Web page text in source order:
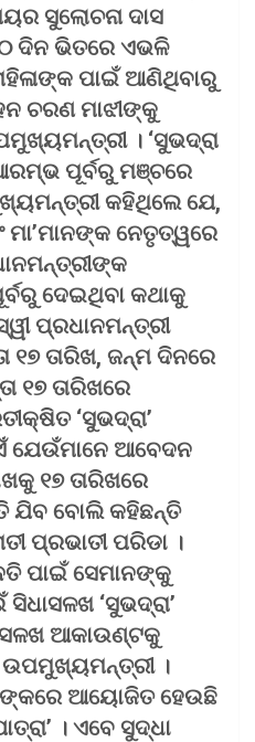
ସୁଲୋଚନା ଦାସ
ଦିନ ଭିତରେ ଏଭଳି
ପାଇଁ ଆଣିଥିବାରୁ
ଚରଣ ମାଝୀଙ୍କୁ
। ‘ସୁଭଦ୍ରା
ପୂର୍ବରୁ ମଞ୍ଚରେ
କହିଥିଲେ ଯେ,
ନେତୃତ୍ୱରେ
ଦେଇଥିବା କଥାକୁ
ପ୍ରଧାନମନ୍ତ୍ରୀ
୧୭ ତାରିଖ, ଜନ୍ମ ଦିନରେ
୧୭ ତାରିଖରେ
‘ସୁଭଦ୍ରା’
ଯେଉଁମାନେ ଆବେଦନ
୧୭ ତାରିଖରେ
ଯିବ ବୋଲି କହିଛନ୍ତି
ପ୍ରଭାତୀ ପରିଡା ।
ପାଇଁ ସେମାନଙ୍କୁ
‘ସୁଭଦ୍ରା’
ଆକାଉଣ୍ଟକୁ
।
ଆୟୋଜିତ ହେଉଛି
। ଏବେ ସୁଦ୍ଧା